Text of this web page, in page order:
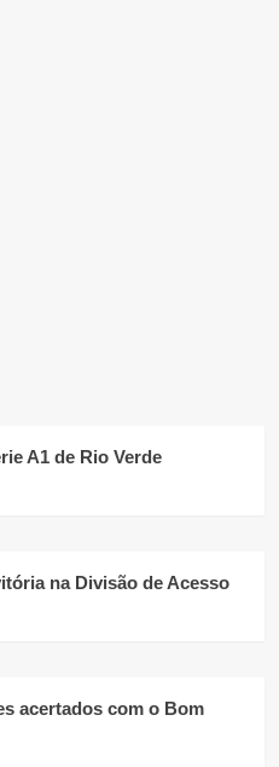
A1 de Rio Verde
na Divisão de Acesso
acertados com o Bom